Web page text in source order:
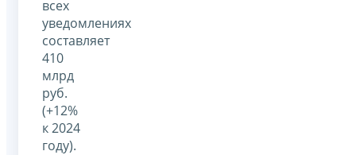
всех
уведомлениях
составляет
410
млрд
руб.
(+12%
к 2024
году).